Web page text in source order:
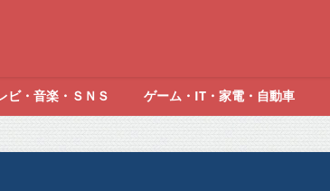
ビ・音楽・ＳＮＳ ゲーム・IT・家電・自動車